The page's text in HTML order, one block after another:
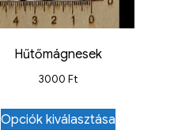
Hűtőmágnesek
3000 Ft
Opciók kiválasztása